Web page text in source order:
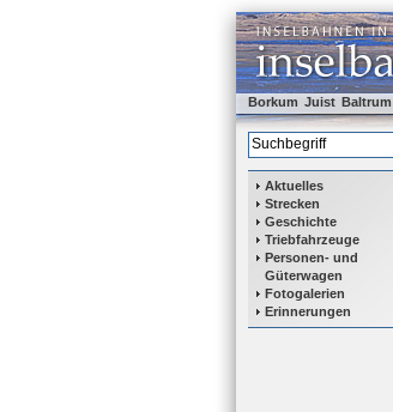
Borkum Juist Baltrum
Aktuelles
Strecken
Geschichte
Triebfahrzeuge
Personen- und
Güterwagen
Fotogalerien
Erinnerungen